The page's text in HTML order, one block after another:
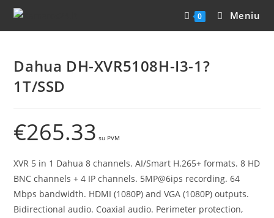
0 Meniu
Dahua DH-XVR5108H-I3-1?
1T/SSD
€265.33
XVR 5 in 1 Dahua 8 channels. AI/Smart H.265+ formats. 8 HD
BNC channels + 4 IP channels. 5MP@6ips recording. 64
Mbps bandwidth. HDMI (1080P) and VGA (1080P) outputs.
Bidirectional audio. Coaxial audio. Perimeter protection,